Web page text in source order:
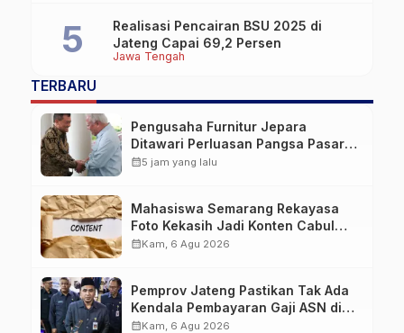
Jawa Tengah
Realisasi Pencairan BSU 2025 di
Jateng Capai 69,2 Persen
TERBARU
Pengusaha Furnitur Jepara
Ditawari Perluasan Pangsa Pasar
Hingga ke IKN
calendar_month5 jam yang lalu
Mahasiswa Semarang Rekayasa
Foto Kekasih Jadi Konten Cabul
karena Sakit Hati
calendar_monthKam, 6 Agu 2026
Pemprov Jateng Pastikan Tak Ada
Kendala Pembayaran Gaji ASN di
Tengah Pemangkasan Transfer ke
calendar_monthKam, 6 Agu 2026